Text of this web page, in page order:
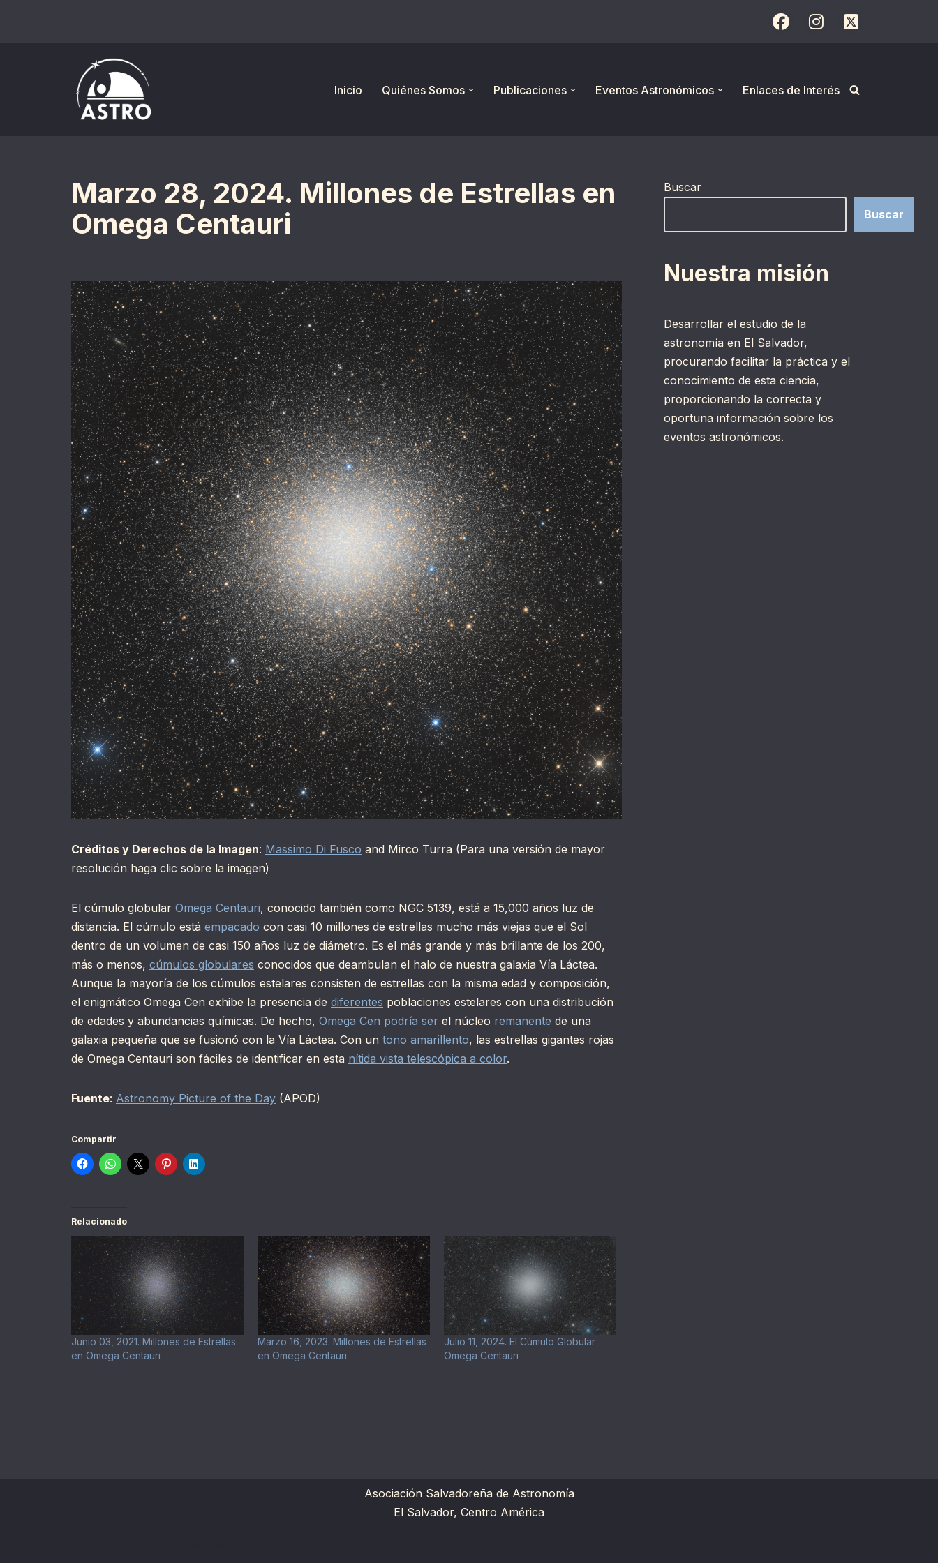
Inicio
Quiénes Somos Publicaciones Eventos Astronómicos Enlaces de Interés
Marzo 28, 2024. Millones de Estrellas en
Omega Centauri
Créditos y Derechos de la Imagen: Massimo Di Fusco and Mirco Turra (Para una versión de mayor
resolución haga clic sobre la imagen)
El cúmulo globular Omega Centauri, conocido también como NGC 5139, está a 15,000 años luz de
distancia. El cúmulo está empacado con casi 10 millones de estrellas mucho más viejas que el Sol
dentro de un volumen de casi 150 años luz de diámetro. Es el más grande y más brillante de los 200,
más o menos, cúmulos globulares conocidos que deambulan el halo de nuestra galaxia Vía Láctea.
Aunque la mayoría de los cúmulos estelares consisten de estrellas con la misma edad y composición,
el enigmático Omega Cen exhibe la presencia de diferentes poblaciones estelares con una distribución
de edades y abundancias químicas. De hecho, Omega Cen podría ser el núcleo remanente de una
galaxia pequeña que se fusionó con la Vía Láctea. Con un tono amarillento, las estrellas gigantes rojas
de Omega Centauri son fáciles de identificar en esta nítida vista telescópica a color.
Fuente: Astronomy Picture of the Day (APOD)
Compartir
Relacionado
Junio 03, 2021. Millones de Estrellas
en Omega Centauri
Marzo 16, 2023. Millones de Estrellas
en Omega Centauri
Julio 11, 2024. El Cúmulo Globular
Omega Centauri
Buscar
Buscar
Nuestra misión
Desarrollar el estudio de la
astronomía en El Salvador,
procurando facilitar la práctica y el
conocimiento de esta ciencia,
proporcionando la correcta y
oportuna información sobre los
eventos astronómicos.
Asociación Salvadoreña de Astronomía
El Salvador, Centro América